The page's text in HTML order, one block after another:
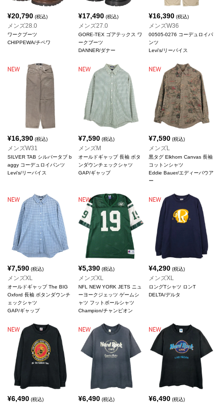
¥20,790 (税込)
メンズ28.0
ワークブーツ
CHIPPEWA/チペワ
¥17,490(税込)
メンズ27.0
GORE-TEX ゴアテックス ワ
ークブーツ
DANNER/ダナー
¥16,390 (税込)
メンズW36
00505-0276 コーデュロイパ
ンツ
Levi's/リーバイス
¥16,390 (税込)
メンズW31
SILVER TAB シルバータブ b
aggy コーデュロイパンツ
Levi's/リーバイス
¥7,590(税込)
メンズM
オールドギャップ 長袖 ボタ
ンダウンチェックシャツ
GAP/ギャップ
¥7,590 (税込)
メンズL
黒タグ Elkhorn Canvas 長袖
コットンシャツ
Eddie Bauer/エディーバウア
ー
¥7,590 (税込)
メンズXL
オールドギャップ The BIG
Oxford 長袖 ボタンダウンチ
ェックシャツ
GAP/ギャップ
¥5,390(税込)
メンズXL
NFL NEW YORK JETS ニュ
ーヨークジェッツ ゲームシ
ャツ フットボールシャツ
Champion/チャンピオン
¥4,290 (税込)
メンズXL
ロングTシャツ ロンT
DELTA/デルタ
¥6,490 (税込) ¥6,490(税込) ¥6,490 (税込)